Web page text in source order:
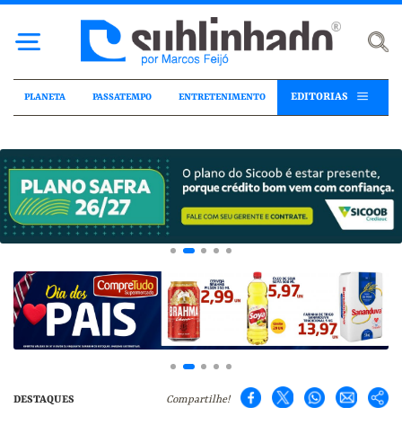
PLANETA PASSATEMPO ENTRETENIMENTO EDITORIAS
DESTAQUES Compartilhe!